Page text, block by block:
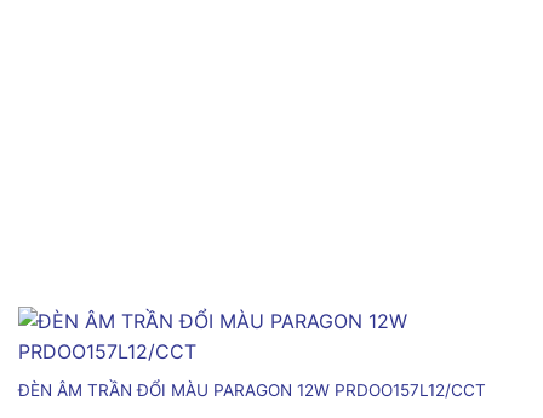
ĐÈN ÂM TRẦN ĐỔI MÀU PARAGON 12W PRDOO157L12/CCT